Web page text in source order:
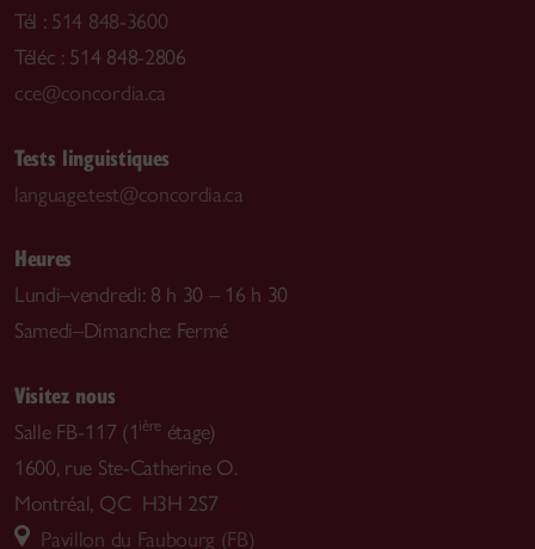
Tél : 514 848-3600
Téléc : 514 848-2806
cce@concordia.ca
Tests linguistiques
language.test@concordia.ca
Heures
Lundi–vendredi: 8 h 30 – 16 h 30
Samedi–Dimanche: Fermé
Visitez nous
Salle FB-117 (1ière étage)
1600, rue Ste-Catherine O.
Montréal, QC H3H 2S7
Pavillon du Faubourg (FB)